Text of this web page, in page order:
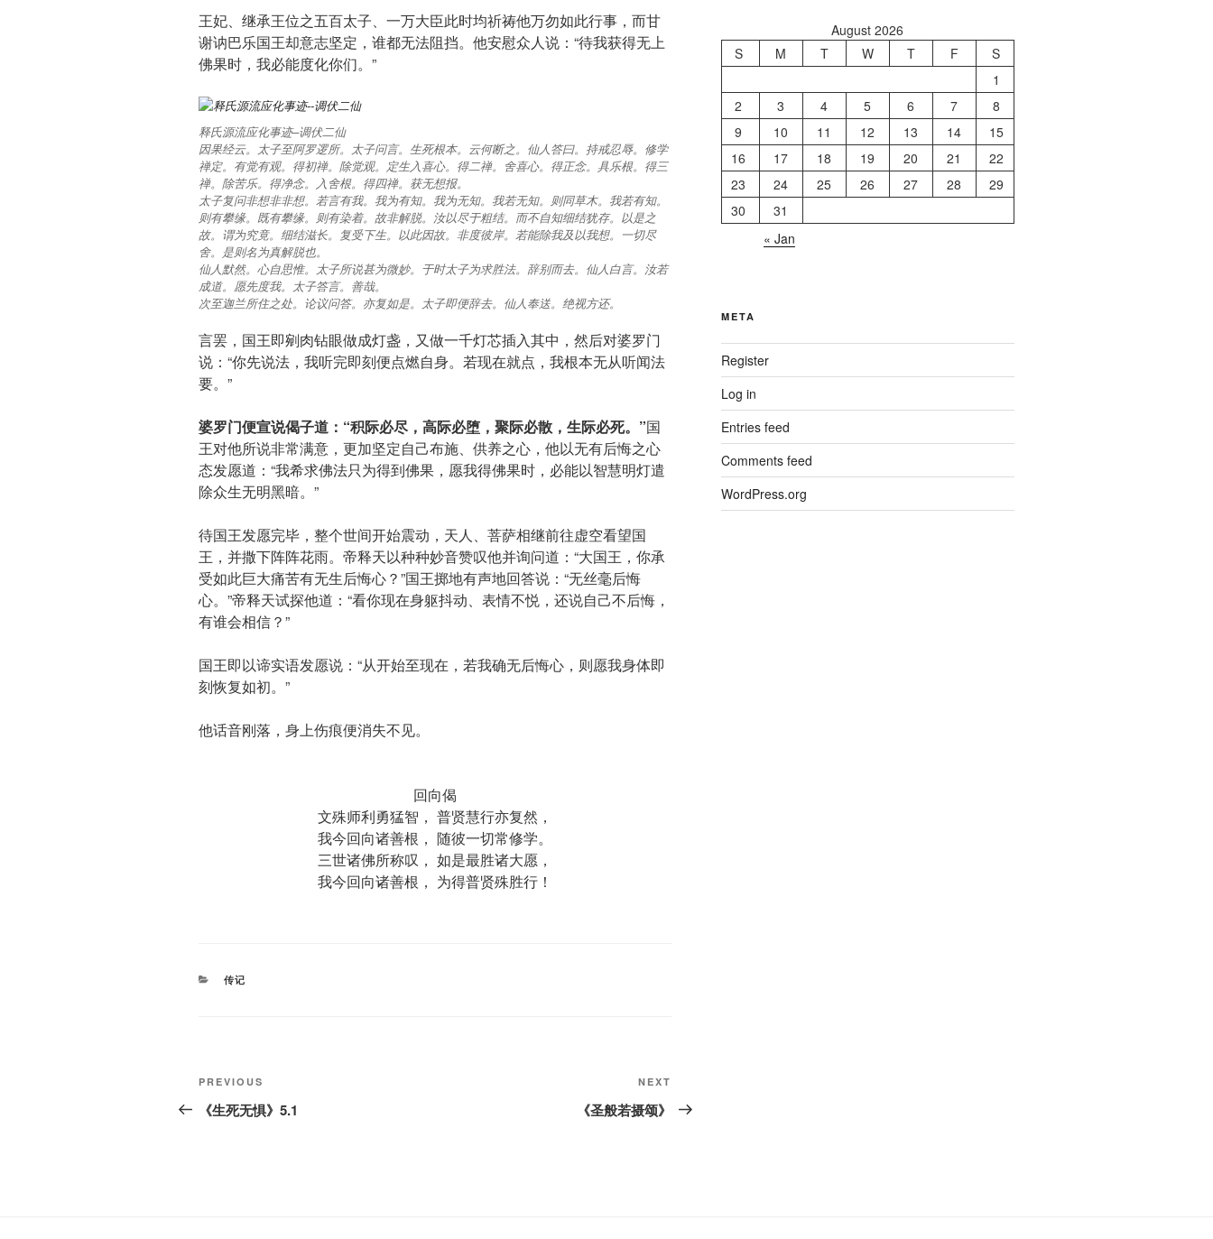
王妃、继承王位之五百太子、一万大臣此时均祈祷他万勿如此行事，而甘
谢讷巴乐国王却意志坚定，谁都无法阻挡。他安慰众人说：“待我获得无上
佛果时，我必能度化你们。”
释氏源流应化事迹–调伏二仙
因果经云。太子至阿罗逻所。太子问言。生死根本。云何断之。仙人答曰。持戒忍辱。修学
禅定。有觉有观。得初禅。除觉观。定生入喜心。得二禅。舍喜心。得正念。具乐根。得三
禅。除苦乐。得净念。入舍根。得四禅。获无想报。
太子复问非想非非想。若言有我。我为有知。我为无知。我若无知。则同草木。我若有知。
则有攀缘。既有攀缘。则有染着。故非解脱。汝以尽于粗结。而不自知细结犹存。以是之
故。谓为究竟。细结滋长。复受下生。以此因故。非度彼岸。若能除我及以我想。一切尽
舍。是则名为真解脱也。
仙人默然。心自思惟。太子所说甚为微妙。于时太子为求胜法。辞别而去。仙人白言。汝若
成道。愿先度我。太子答言。善哉。
次至迦兰所住之处。论议问答。亦复如是。太子即便辞去。仙人奉送。绝视方还。
言罢，国王即剜肉钻眼做成灯盏，又做一千灯芯插入其中，然后对婆罗门
说：“你先说法，我听完即刻便点燃自身。若现在就点，我根本无从听闻法
要。”
婆罗门便宣说偈子道：“积际必尽，高际必堕，聚际必散，生际必死。”国
王对他所说非常满意，更加坚定自己布施、供养之心，他以无有后悔之心
态发愿道：“我希求佛法只为得到佛果，愿我得佛果时，必能以智慧明灯遣
除众生无明黑暗。”
待国王发愿完毕，整个世间开始震动，天人、菩萨相继前往虚空看望国
王，并撒下阵阵花雨。帝释天以种种妙音赞叹他并询问道：“大国王，你承
受如此巨大痛苦有无生后悔心？”国王掷地有声地回答说：“无丝毫后悔
心。”帝释天试探他道：“看你现在身躯抖动、表情不悦，还说自己不后悔，
有谁会相信？”
国王即以谛实语发愿说：“从开始至现在，若我确无后悔心，则愿我身体即
刻恢复如初。”
他话音刚落，身上伤痕便消失不见。
回向偈
文殊师利勇猛智， 普贤慧行亦复然，
我今回向诸善根， 随彼一切常修学。
三世诸佛所称叹， 如是最胜诸大愿，
我今回向诸善根， 为得普贤殊胜行！
CATEGORIES
传记
Post
navigation
Previous
Post
PREVIOUS
《生死无惧》5.1
Post
NEXT
《圣般若摄颂》
August 2026
S
M T W T F
S
1
2
3 4 5 6 7
8
9
10 11 12 13 14
15
16
17 18 19 20 21
22
23
24 25 26 27 28
29
30
31
« Jan
META
Register
Log in
Entries feed
Comments feed
WordPress.org